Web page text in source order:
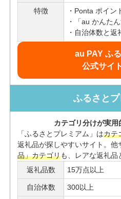
特徴
Ponta ポイン
「au かんた
自治体数と返
au PAY ふ
公式サイ
ふるさと
カテゴリ分けが実
「ふるさとプレミアム」はカテ
返礼品が探しやすいサイト。他
品」カテゴリも、レアな返礼品
返礼品数
15万点以上
自治体数 300以上